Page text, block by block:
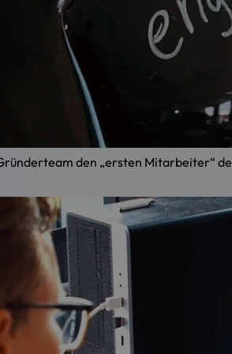
den „ersten Mitarbeiter“